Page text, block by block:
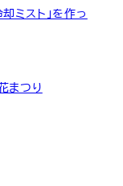
ミスト」を作っ
まつり